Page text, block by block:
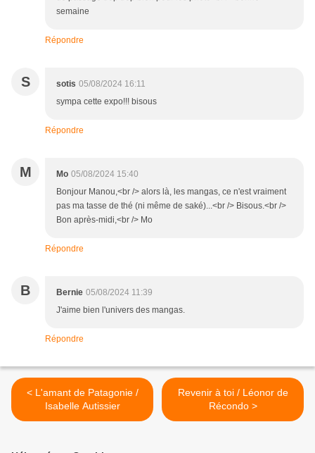
semaine
Répondre
S sotis 05/08/2024 16:11
sympa cette expo!!! bisous
Répondre
M Mo 05/08/2024 15:40
Bonjour Manou,<br /> alors là, les mangas, ce n'est vraiment
pas ma tasse de thé (ni même de saké)...<br /> Bisous.<br />
Bon après-midi,<br /> Mo
Répondre
B Bernie 05/08/2024 11:39
J'aime bien l'univers des mangas.
Répondre
< L'amant de Patagonie /
Isabelle Autissier
Revenir à toi / Léonor de
Récondo >